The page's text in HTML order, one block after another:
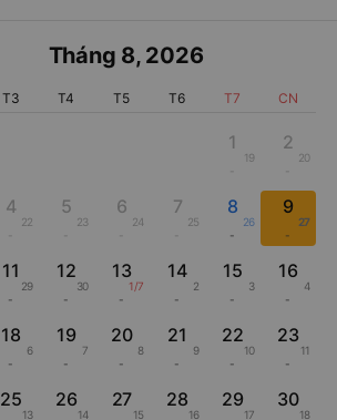
Tháng 8, 2026
T3 T4 T5 T6 T7 CN
1
19
2
20
4
22
5
23
6
24
7
25
8
26
-
9
27
-
11
29
-
12
30
-
13
1/7
-
14
2
-
15
3
-
16
4
-
18
6
-
19
7
-
20
8
-
21
9
-
22
10
-
23
11
-
25
13
26
14
27
15
28
16
29
17
30
18